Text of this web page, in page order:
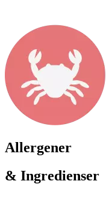
Allergener
& Ingredienser